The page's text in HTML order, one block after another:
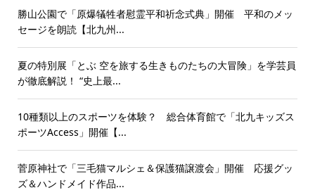
勝山公園で「原爆犠牲者慰霊平和祈念式典」開催 平和のメッ
セージを朗読【北九州...
夏の特別展「とぶ 空を旅する生きものたちの大冒険」を学芸員
が徹底解説！ “史上最...
10種類以上のスポーツを体験？ 総合体育館で「北九キッズス
ポーツAccess」開催【...
菅原神社で「三毛猫マルシェ＆保護猫譲渡会」開催 応援グッ
ズ＆ハンドメイド作品...